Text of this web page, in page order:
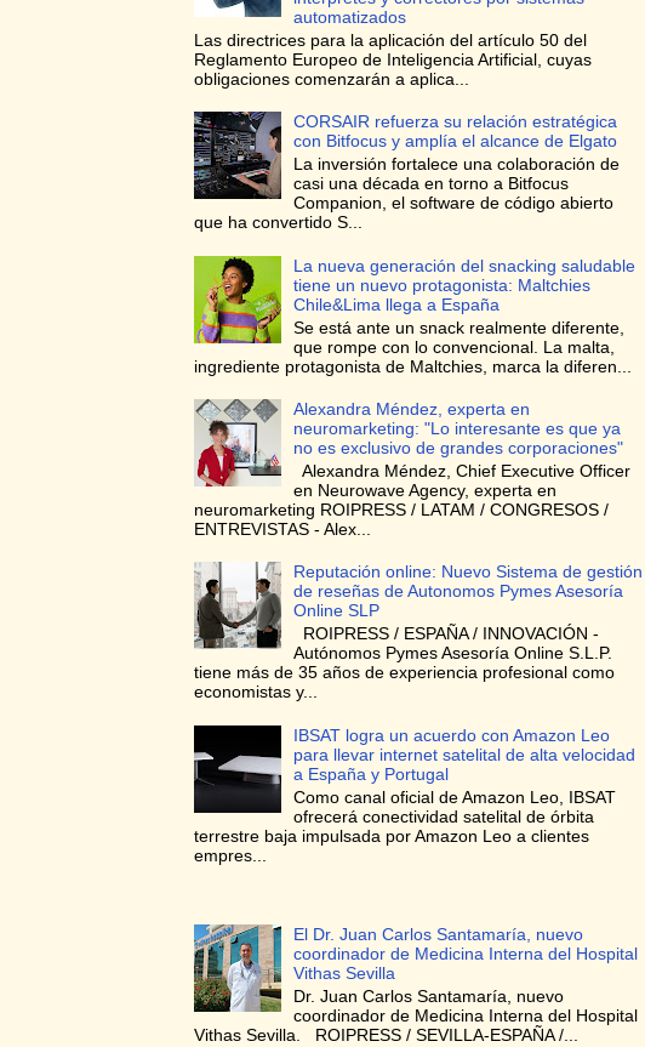
automatizados
Las directrices para la aplicación del artículo 50 del
Reglamento Europeo de Inteligencia Artificial, cuyas
obligaciones comenzarán a aplica...
CORSAIR refuerza su relación estratégica
con Bitfocus y amplía el alcance de Elgato
La inversión fortalece una colaboración de
casi una década en torno a Bitfocus
Companion, el software de código abierto
que ha convertido S...
La nueva generación del snacking saludable
tiene un nuevo protagonista: Maltchies
Chile&Lima llega a España
Se está ante un snack realmente diferente,
que rompe con lo convencional. La malta,
ingrediente protagonista de Maltchies, marca la diferen...
Alexandra Méndez, experta en
neuromarketing: "Lo interesante es que ya
no es exclusivo de grandes corporaciones"
Alexandra Méndez, Chief Executive Officer
en Neurowave Agency, experta en
neuromarketing ROIPRESS / LATAM / CONGRESOS /
ENTREVISTAS - Alex...
Reputación online: Nuevo Sistema de gestión
de reseñas de Autonomos Pymes Asesoría
Online SLP
ROIPRESS / ESPAÑA / INNOVACIÓN -
Autónomos Pymes Asesoría Online S.L.P.
tiene más de 35 años de experiencia profesional como
economistas y...
IBSAT logra un acuerdo con Amazon Leo
para llevar internet satelital de alta velocidad
a España y Portugal
Como canal oficial de Amazon Leo, IBSAT
ofrecerá conectividad satelital de órbita
terrestre baja impulsada por Amazon Leo a clientes
empres...
El Dr. Juan Carlos Santamaría, nuevo
coordinador de Medicina Interna del Hospital
Vithas Sevilla
Dr. Juan Carlos Santamaría, nuevo
coordinador de Medicina Interna del Hospital
Vithas Sevilla. ROIPRESS / SEVILLA-ESPAÑA /...